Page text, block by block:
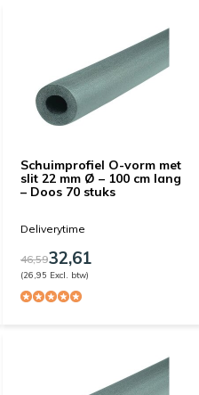
Schuimprofiel O-vorm met
slit 22 mm Ø – 100 cm lang
– Doos 70 stuks
Deliverytime
46,5932,61
(26,95 Excl. btw)